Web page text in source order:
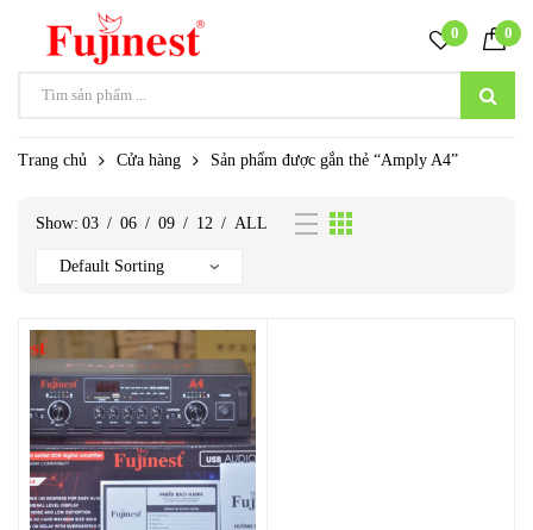
0 0
Trang chủ Cửa hàng Sản phẩm được gắn thẻ “Amply A4”
Show: 03 / 06 / 09 / 12 / ALL